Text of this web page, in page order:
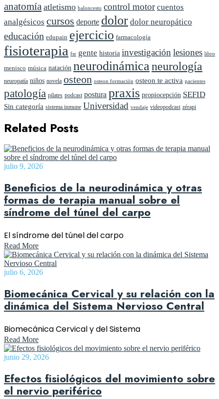
anatomía atletismo baloncesto control motor cuentos
analgésicos cursos deporte dolor dolor neuropático
educación edupain ejercicio farmacología
fisioterapia fsr gente historia investigación lesiones libro
menisco música natación neurodinámicaneurología
neuropatía niños novela osteon osteon formación osteon te activa pacientes
patología pilates podcast postura praxis propiocepción SEFID
Sin categoría sistema inmune Universidad vendaje videopodcast zérapi
Related Posts
julio 9, 2026
Beneficios de la neurodinámica y otras
formas de terapia manual sobre el
síndrome del túnel del carpo
El síndrome del túnel del carpo
Read More
julio 6, 2026
Biomecánica Cervical y su relación con la
dinámica del Sistema Nervioso Central
Biomecánica Cervical y del Sistema
Read More
junio 29, 2026
Efectos fisiológicos del movimiento sobre
el nervio periférico